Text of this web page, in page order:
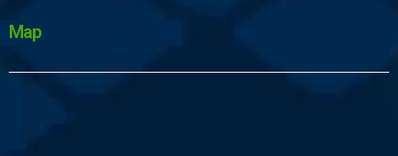
Map